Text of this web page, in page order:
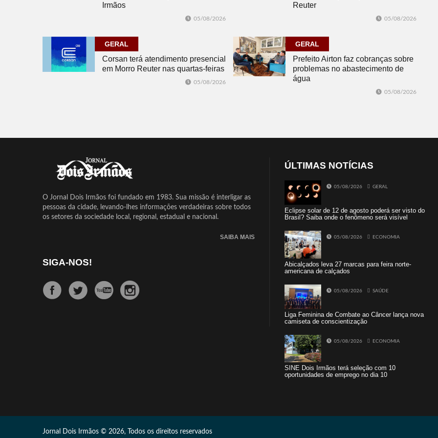
Irmãos
05/08/2026
Reuter
05/08/2026
GERAL
Corsan terá atendimento presencial
em Morro Reuter nas quartas-feiras
05/08/2026
GERAL
Prefeito Airton faz cobranças sobre
problemas no abastecimento de
água
05/08/2026
O Jornal Dois Irmãos foi fundado em 1983. Sua missão é interligar as
pessoas da cidade, levando-lhes informações verdadeiras sobre todos
os setores da sociedade local, regional, estadual e nacional.
SAIBA MAIS
SIGA-NOS!
ÚLTIMAS NOTÍCIAS
05/08/2026 GERAL
Eclipse solar de 12 de agosto poderá ser visto do
Brasil? Saiba onde o fenômeno será visível
05/08/2026 ECONOMIA
Abicalçados leva 27 marcas para feira norte-
americana de calçados
05/08/2026 SAÚDE
Liga Feminina de Combate ao Câncer lança nova
camiseta de conscientização
05/08/2026 ECONOMIA
SINE Dois Irmãos terá seleção com 10
oportunidades de emprego no dia 10
Jornal Dois Irmãos © 2026, Todos os direitos reservados